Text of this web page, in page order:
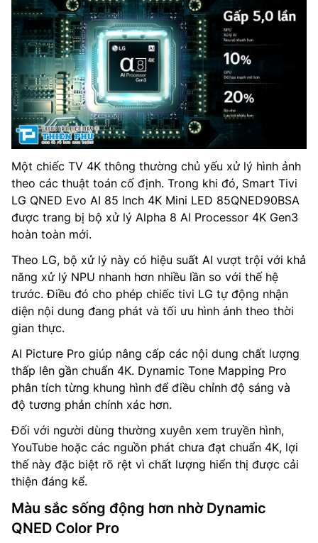
Một chiếc TV 4K thông thường chủ yếu xử lý hình ảnh
theo các thuật toán cố định. Trong khi đó, Smart Tivi
LG QNED Evo AI 85 Inch 4K Mini LED 85QNED90BSA
được trang bị bộ xử lý Alpha 8 AI Processor 4K Gen3
hoàn toàn mới.
Theo LG, bộ xử lý này có hiệu suất AI vượt trội với khả
năng xử lý NPU nhanh hơn nhiều lần so với thế hệ
trước. Điều đó cho phép chiếc tivi LG tự động nhận
diện nội dung đang phát và tối ưu hình ảnh theo thời
gian thực.
AI Picture Pro giúp nâng cấp các nội dung chất lượng
thấp lên gần chuẩn 4K. Dynamic Tone Mapping Pro
phân tích từng khung hình để điều chỉnh độ sáng và
độ tương phản chính xác hơn.
Đối với người dùng thường xuyên xem truyền hình,
YouTube hoặc các nguồn phát chưa đạt chuẩn 4K, lợi
thế này đặc biệt rõ rệt vì chất lượng hiển thị được cải
thiện đáng kể.
Màu sắc sống động hơn nhờ Dynamic
QNED Color Pro